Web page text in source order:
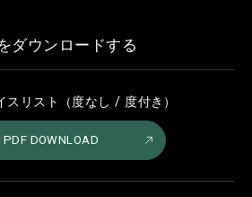
ダウンロードする
スリスト（度なし / 度付き）
PDF DOWNLOAD